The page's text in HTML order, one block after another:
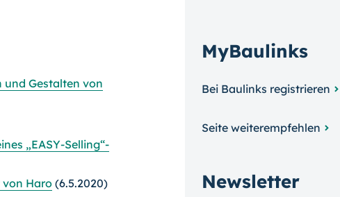
und Gestalten von
„EASY-Selling“-
Haro (6.5.2020)
MyBaulinks
Bei Baulinks registrieren
Seite weiterempfehlen
Newsletter